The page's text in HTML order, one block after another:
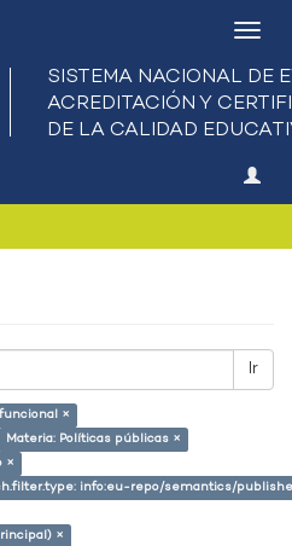
Ir
×
Materia: Políticas públicas ×
×
info:eu-repo/semantics/
×